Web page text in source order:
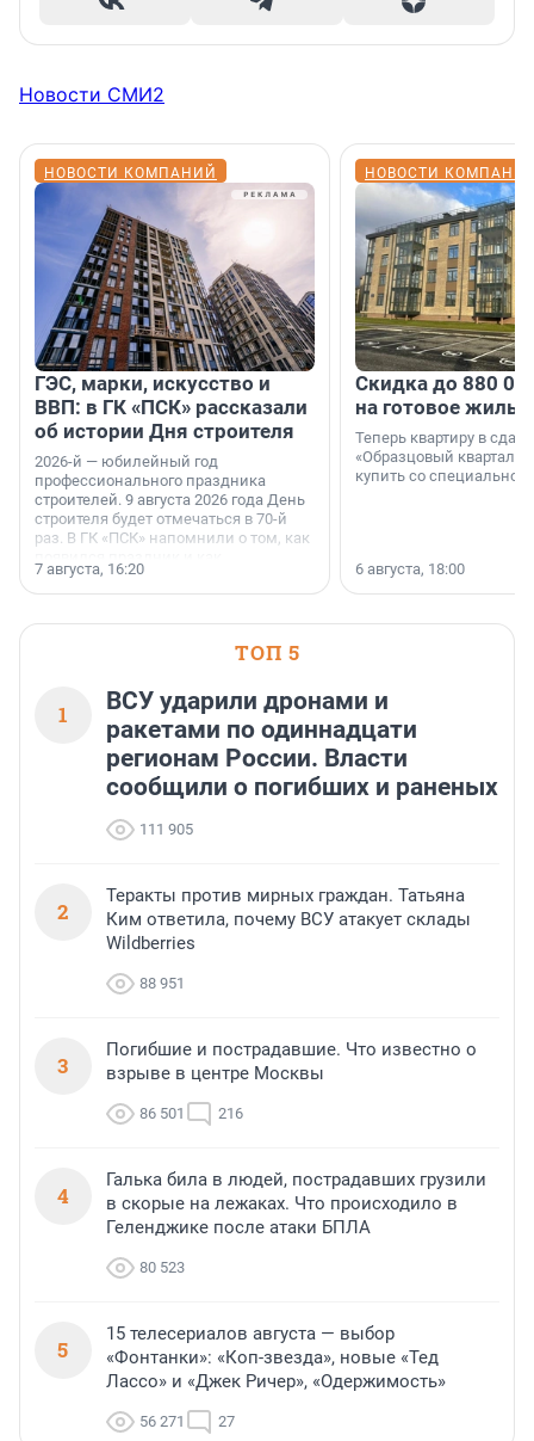
Новости СМИ2
НОВОСТИ КОМПАНИЙ
ГЭС, марки, искусство и
ВВП: в ГК «ПСК» рассказали
об истории Дня строителя
2026-й — юбилейный год
профессионального праздника
строителей. 9 августа 2026 года День
строителя будет отмечаться в 70-й
раз. В ГК «ПСК» напомнили о том, как
поменялась роль строительства.
7 августа, 16:20
НОВОСТИ
Скидка до 880
на готовое
Теперь квартиру в
«Образцовый квартал
купить со специальной
6 августа, 18:00
ТОП 5
1
ВСУ ударили дронами и
ракетами по одиннадцати
регионам России. Власти
сообщили о погибших и раненых
111 905
2
Теракты против мирных граждан. Татьяна
Ким ответила, почему ВСУ атакует склады
Wildberries
88 951
3
Погибшие и пострадавшие. Что известно о
взрыве в центре Москвы
86 501 216
4
Галька била в людей, пострадавших грузили
в скорые на лежаках. Что происходило в
Геленджике после атаки БПЛА
80 523
5
15 телесериалов августа — выбор
«Фонтанки»: «Коп-звезда», новые «Тед
Лассо» и «Джек Ричер», «Одержимость»
56 271 27